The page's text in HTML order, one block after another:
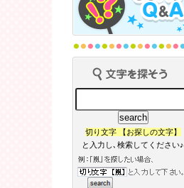
切り文字 【お探しの文字】
と入力し､検索してください♪